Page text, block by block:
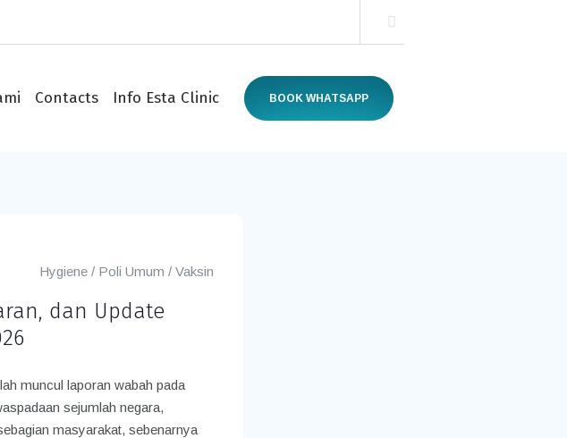
BOOK WHATSAPP
Contacts Info Esta Clinic
Hygiene / Poli Umum /Vaksin
dan Update
muncul laporan wabah pada
sejumlah negara,
masyarakat, sebenarnya